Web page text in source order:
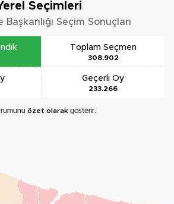
Seçimleri
Başkanlığı Seçim Sonuçları
Toplam Seçmen
308.902
Geçerli Oy
233.266
özet olarak gösterir.